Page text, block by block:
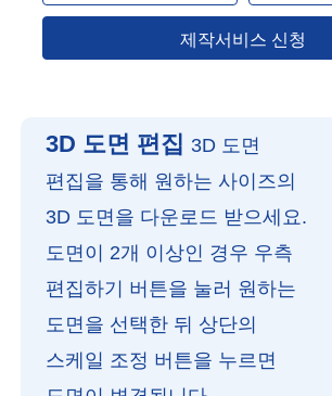
제작서비스 신청
3D 도면 편집 3D 도면
편집을 통해 원하는 사이즈의
3D 도면을 다운로드 받으세요.
도면이 2개 이상인 경우 우측
편집하기 버튼을 눌러 원하는
도면을 선택한 뒤 상단의
스케일 조정 버튼을 누르면